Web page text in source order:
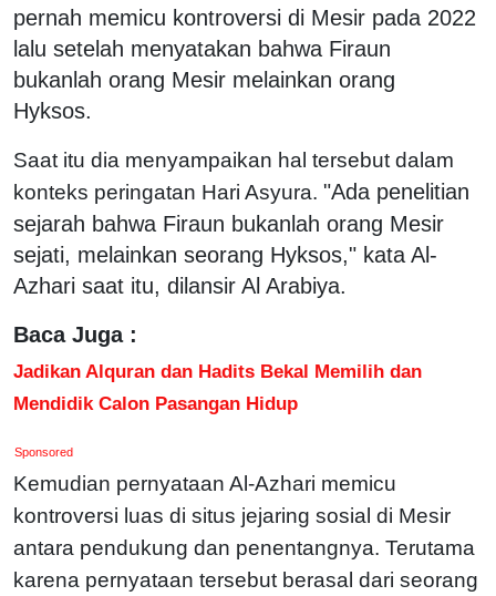
pernah memicu kontroversi di Mesir pada 2022
lalu setelah menyatakan bahwa Firaun
bukanlah orang Mesir melainkan orang
Hyksos.
Saat itu dia menyampaikan hal tersebut dalam
konteks peringatan Hari Asyura. "Ada penelitian
sejarah bahwa Firaun bukanlah orang Mesir
sejati, melainkan seorang Hyksos," kata Al-
Azhari saat itu, dilansir Al Arabiya.
Baca Juga :
Jadikan Alquran dan Hadits Bekal Memilih dan
Mendidik Calon Pasangan Hidup
Sponsored
Kemudian pernyataan Al-Azhari memicu
kontroversi luas di situs jejaring sosial di Mesir
antara pendukung dan penentangnya. Terutama
karena pernyataan tersebut berasal dari seorang